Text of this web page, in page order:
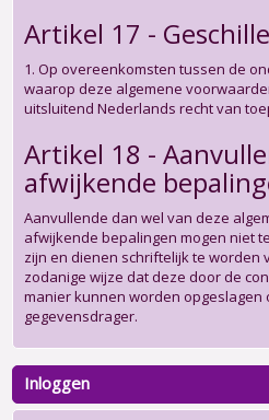
Artikel 17 -
1. Op overeenkomsten tussen de
waarop deze algemene
uitsluitend Nederlands recht van
Artikel 18 -
afwijkende
Aanvullende dan wel van deze
afwijkende bepalingen mogen niet
zijn en dienen schriftelijk te worden
zodanige wijze dat deze door de
manier kunnen worden opgeslagen
gegevensdrager.
Inloggen